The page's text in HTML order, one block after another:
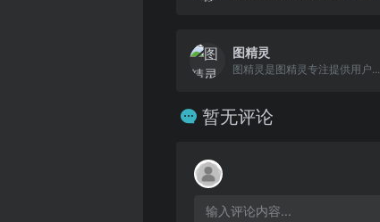
图精灵
图精灵是图精灵专注提供用户...
暂无评论